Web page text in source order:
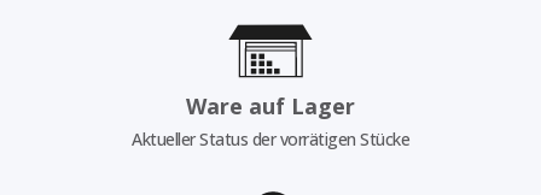
Ware auf Lager
Aktueller Status der vorrätigen Stücke